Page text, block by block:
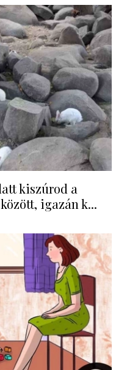
kiszúrod a
igazán k...